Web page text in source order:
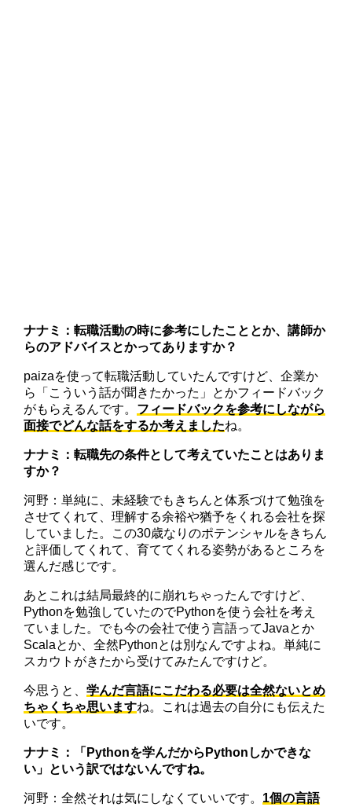
ナナミ：転職活動の時に参考にしたこととか、講師か
らのアドバイスとかってありますか？
paizaを使って転職活動していたんですけど、企業か
ら「こういう話が聞きたかった」とかフィードバック
がもらえるんです。 フィードバックを参考にしながら
面接でどんな話をするか考えましたね。
ナナミ：転職先の条件として考えていたことはありま
すか？
河野：単純に、未経験でもきちんと体系づけて勉強を
させてくれて、理解する余裕や猶予をくれる会社を探
していました。この30歳なりのポテンシャルをきちん
と評価してくれて、育ててくれる姿勢があるところを
選んだ感じです。
あとこれは結局最終的に崩れちゃったんですけど、
Pythonを勉強していたのでPythonを使う会社を考え
ていました。でも今の会社で使う言語ってJavaとか
Scalaとか、全然Pythonとは別なんですよね。単純に
スカウトがきたから受けてみたんですけど。
今思うと、学んだ言語にこだわる必要は全然ないとめ
ちゃくちゃ思いますね。これは過去の自分にも伝えた
いです。
ナナミ：「Pythonを学んだからPythonしかできな
い」という訳ではないんですね。
河野：全然それは気にしなくていいです。 1個の言語